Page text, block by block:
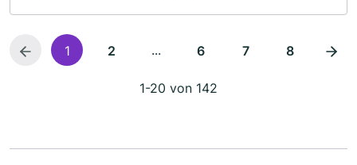
1 2 ... 6 7 8
1-20 von 142